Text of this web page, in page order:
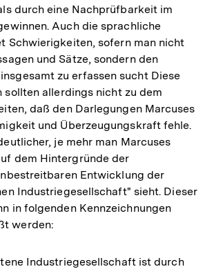
durch eine Nachprüfbarkeit im
Auch die sprachliche
Schwierigkeiten, sofern man nicht
und Sätze, sondern den
zu erfassen sucht Diese
sollten allerdings nicht zu dem
daß den Darlegungen Marcuses
und Überzeugungskraft fehle.
je mehr man Marcuses
dem Hintergründe der
Entwicklung der
Industriegesellschaft" sieht. Dieser
in folgenden Kennzeichnungen
werden:
Industriegesellschaft ist durch